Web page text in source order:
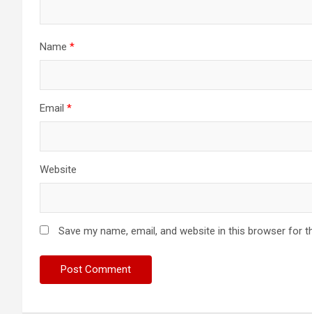
Name *
Email *
Website
Save my name, email, and website in this browser for